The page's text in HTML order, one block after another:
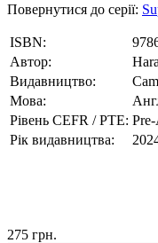
Повернутися до серії:
ISBN:
Автор:
Видавництво:
Мова:
Рівень CEFR / PTE:
Рік видавництва:
275 грн.